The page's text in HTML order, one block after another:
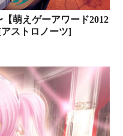
萌えゲーアワード2012
ストロノーツ]